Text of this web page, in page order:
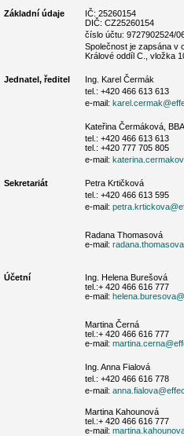
Základní údaje
IČ: 25260154
DIČ: CZ25260154
číslo účtu: 9727902524/
Společnost je zapsána v
Králové oddíl C., vložka
Jednatel, ředitel Ing. Karel Čermák
tel.: +420 466 613 613
e-mail:
Kateřina Čermáková, BBA
tel.: +420 466 613 613
tel.: +420 777 705 805
e-mail:
Sekretariát
Petra Krtičková
tel.: +420 466 613 595
e-mail:
Radana Thomasová
e-mail:
Účetní
Ing. Helena Burešová
tel.:+ 420 466 616 777
e-mail:
Martina Černá
tel.:+ 420 466 616 777
e-mail:
Ing. Anna Fialová
tel.: +420 466 616 778
e-mail:
Martina Kahounová
tel.:+ 420 466 616 777
e-mail: